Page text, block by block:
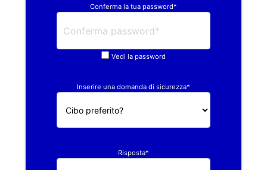
Conferma la tua password*
Vedi la password
Inserire una domanda di sicurezza*
Risposta*